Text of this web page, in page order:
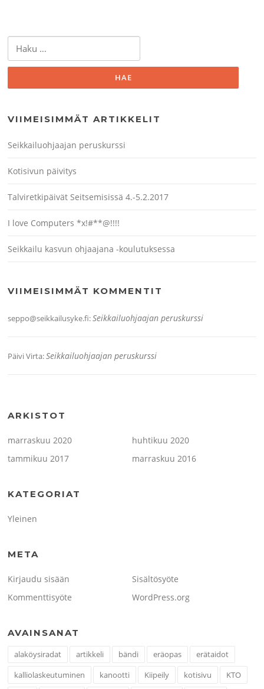
VIIMEISIMMÄT ARTIKKELIT
Seikkailuohjaajan peruskurssi
Kotisivun päivitys
Talviretkipäivät Seitsemisissä 4.-5.2.2017
I love Computers *x!#**@!!!!
Seikkailu kasvun ohjaajana -koulutuksessa
VIIMEISIMMÄT KOMMENTIT
seppo@seikkailusyke.fi:Seikkailuohjaajan peruskurssi
Päivi Virta:Seikkailuohjaajan peruskurssi
ARKISTOT
marraskuu 2020
huhtikuu 2020
tammikuu 2017
marraskuu 2016
KATEGORIAT
Yleinen
META
Kirjaudu sisään
Sisältösyöte
Kommenttisyöte
WordPress.org
AVAINSANAT
alaköysiradat artikkeli bändi eräopas
erätaidot
kalliolaskeutuminen
kanootti Kiipeily kotisivu
KTO